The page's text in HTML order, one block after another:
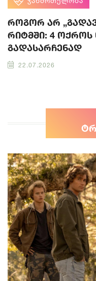
როგორ არ
რიტმში: 4 ოქროს
გადასარჩენად
22.07.2026